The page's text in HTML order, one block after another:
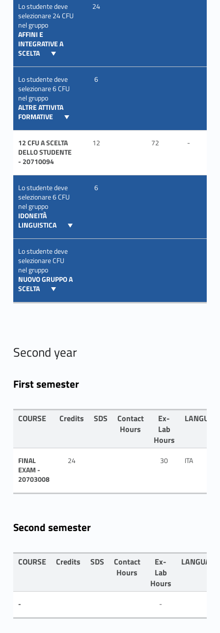
Lo studente deve
selezionare 24 CFU
nel gruppo
AFFINI E
INTEGRATIVE A
SCELTA
24
Lo studente deve
selezionare 6 CFU
nel gruppo
ALTRE ATTIVITA
FORMATIVE
6
12 CFU A SCELTA
DELLO STUDENTE
- 20710094
12 72 -
Lo studente deve
selezionare 6 CFU
nel gruppo
IDONEITÀ
LINGUISTICA
6
Lo studente deve
selezionare CFU
nel gruppo
NUOVO GRUPPO A
SCELTA
Second year
First semester
COURSE Credits SDS
Contact
Hours
Ex-
Lab
Hours
FINAL
EXAM -
20703008
24 30 ITA
Second semester
COURSE Credits SDS
Contact
Hours
Ex-
Lab
Hours
LANGUAGE
- -